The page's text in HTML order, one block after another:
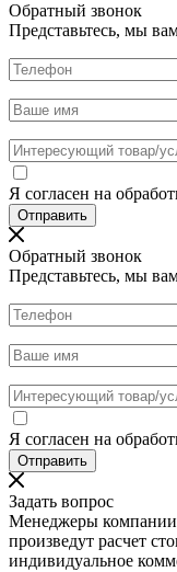
Обратный звонок
Представьтесь, мы
Я согласен на
Обратный звонок
Представьтесь, мы
Я согласен на
Задать вопрос
Менеджеры компании
произведут расчет
индивидуальное